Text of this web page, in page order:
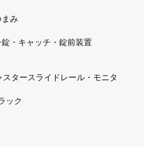
み
・キャッチ・錠前装置
タースライドレール・モニタ
ック